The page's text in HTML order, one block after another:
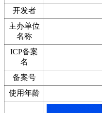
开发者
主办单位
名称
ICP备案
名
备案号
使用年龄